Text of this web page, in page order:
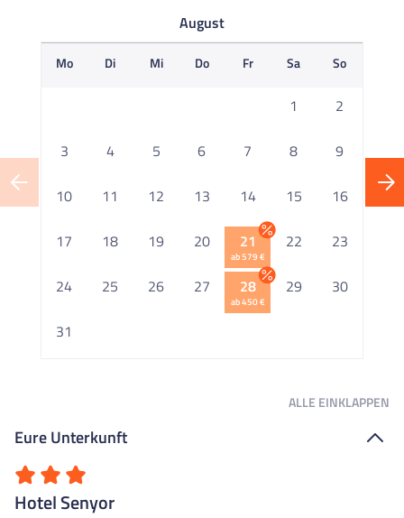
August
Mo Di Mi Do Fr Sa So
1 2
3 4 5 6 7 8 9
10 11 12 13 14 15 16
17 18 19 20 21
ab 579 €
22 23
24 25 26 27 28
ab 450 €
29 30
31
ALLE EINKLAPPEN
Eure Unterkunft
Hotel Senyor